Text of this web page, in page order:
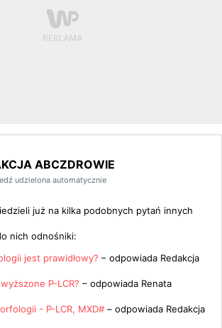
ABCZDROWIE
udzielona automatycznie
już na kilka podobnych pytań innych
nich odnośniki:
jest prawidłowy? – odpowiada Redakcja
P-LCR? – odpowiada Renata
- P-LCR, MXD# – odpowiada Redakcja